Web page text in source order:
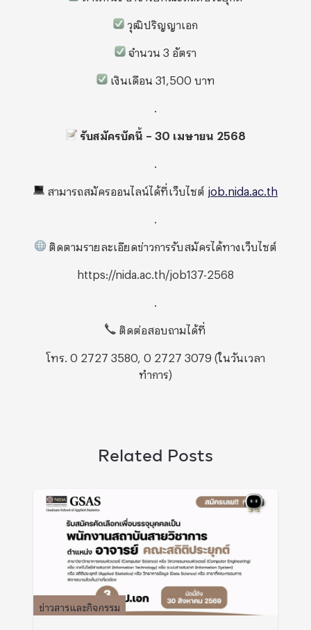
วุฒิปริญญาเอก
จำนวน 3 อัตรา
เงินเดือน 31,500 บาท
รับสมัครบัดนี้ – 30 เมษายน 2568
สามารถสมัครออนไลน์ได้ที่เว็บไซต์ job.nida.ac.th
ติดตามรายละเอียดข่าวการรับสมัครได้ทางเว็บไซต์
https://nida.ac.th/job137-2568
ติดต่อสอบถามได้ที่
โทร. 0 2727 3580, 0 2727 3079 (ในวันเวลา
ทำการ)
Related Posts
ข่าวสารและกิจกรรม